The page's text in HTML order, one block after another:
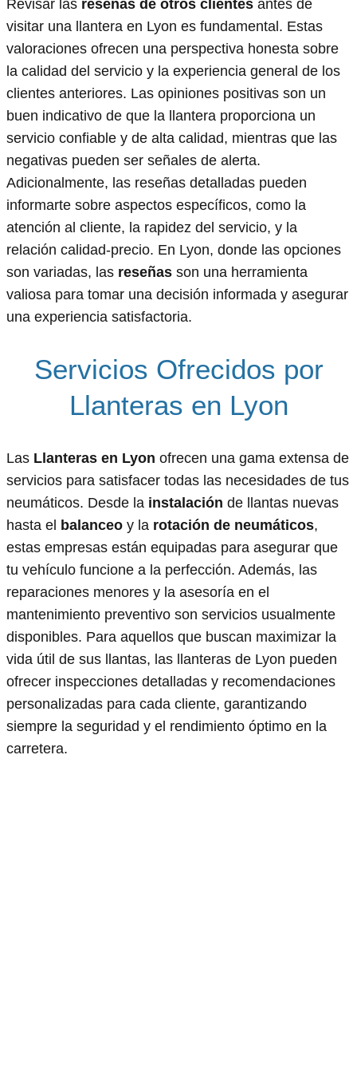
Revisar las reseñas de otros clientes antes de
visitar una llantera en Lyon es fundamental. Estas
valoraciones ofrecen una perspectiva honesta sobre
la calidad del servicio y la experiencia general de los
clientes anteriores. Las opiniones positivas son un
buen indicativo de que la llantera proporciona un
servicio confiable y de alta calidad, mientras que las
negativas pueden ser señales de alerta.
Adicionalmente, las reseñas detalladas pueden
informarte sobre aspectos específicos, como la
atención al cliente, la rapidez del servicio, y la
relación calidad-precio. En Lyon, donde las opciones
son variadas, las reseñas son una herramienta
valiosa para tomar una decisión informada y asegurar
una experiencia satisfactoria.
Servicios Ofrecidos por
Llanteras en Lyon
Las Llanteras en Lyon ofrecen una gama extensa de
servicios para satisfacer todas las necesidades de tus
neumáticos. Desde la instalación de llantas nuevas
hasta el balanceo y la rotación de neumáticos,
estas empresas están equipadas para asegurar que
tu vehículo funcione a la perfección. Además, las
reparaciones menores y la asesoría en el
mantenimiento preventivo son servicios usualmente
disponibles. Para aquellos que buscan maximizar la
vida útil de sus llantas, las llanteras de Lyon pueden
ofrecer inspecciones detalladas y recomendaciones
personalizadas para cada cliente, garantizando
siempre la seguridad y el rendimiento óptimo en la
carretera.